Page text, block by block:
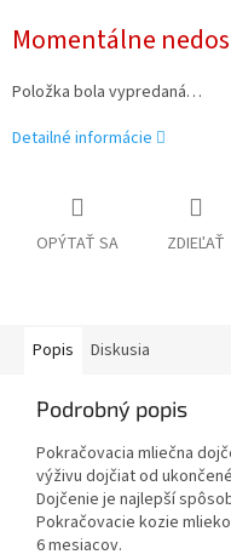
cena:
Momentálne
Položka bola vypredaná…
Detailné informácie
OPÝTAŤ SA ZDIEĽAŤ
Popis Diskusia
Podrobný popis
Pokračovacia mliečna
výživu dojčiat od
Dojčenie je najlepší
Pokračovacie kozie
6 mesiacov.